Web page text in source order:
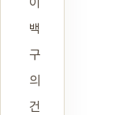
백
구
의
건